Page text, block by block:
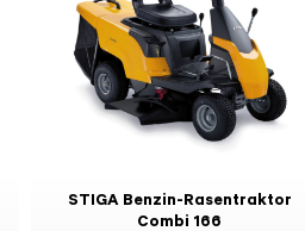
STIGA Benzin-Rasentraktor
Combi 166